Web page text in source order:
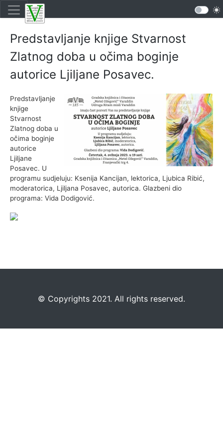
Predstavljanje knjige Stvarnost
Zlatnog doba u očima boginje
autorice Ljiljane Posavec.
Predstavljanje
knjige
Stvarnost
Zlatnog doba u
očima boginje
autorice
Ljiljane
Posavec. U
programu sudjeluju: Ksenija Kancijan, lektorica, Ljubica Ribić,
moderatorica, Ljiljana Posavec, autorica. Glazbeni dio
programa: Vida Dodigović.
©️ Copyrights 2021. All rights reserved.